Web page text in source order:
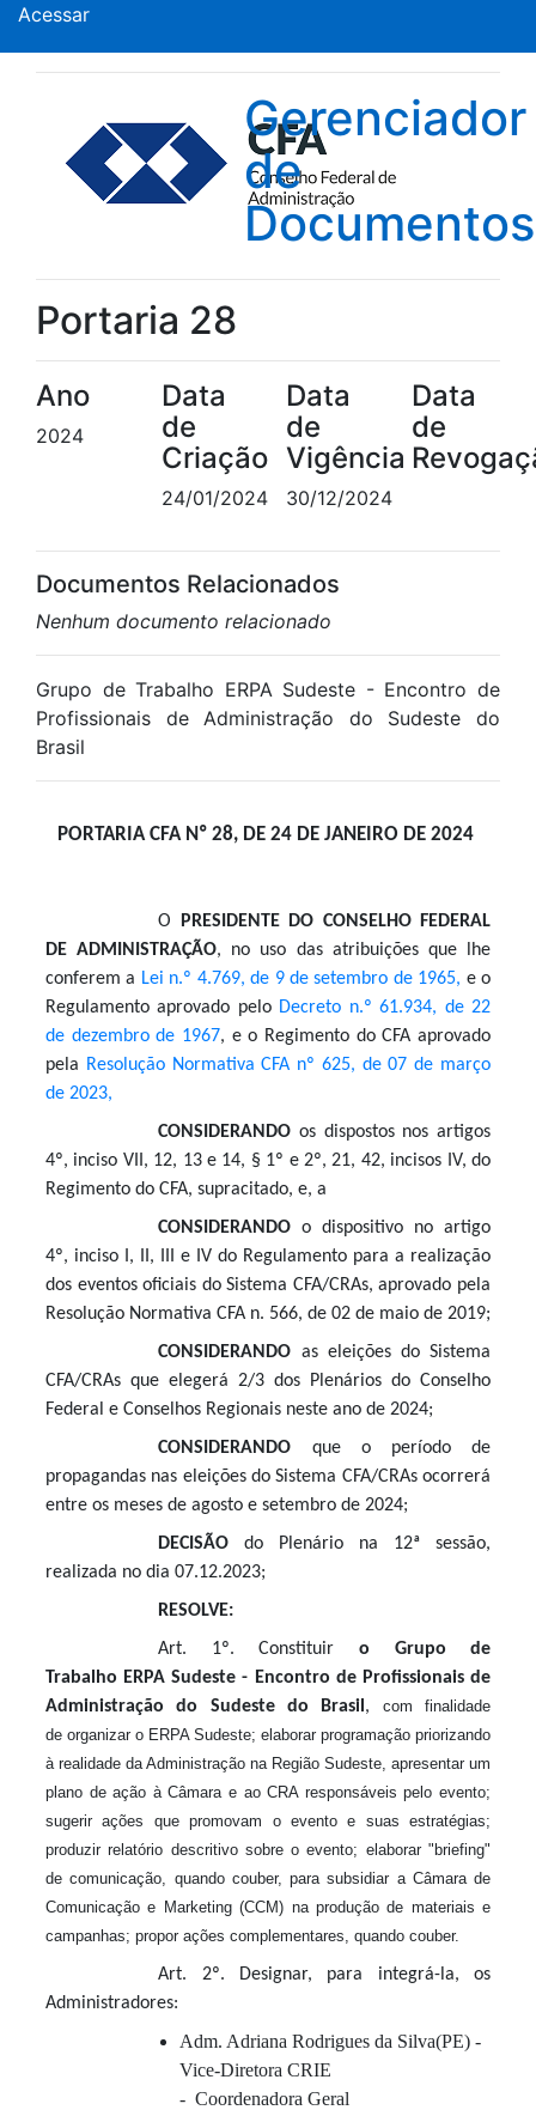
Acessar
Gerenciador
de
Documentos
Portaria 28
Ano
2024
Data
de
Criação
24/01/2024
Data
de
Vigência
30/12/2024
Data
de
Documentos Relacionados
Nenhum documento relacionado
Grupo de Trabalho ERPA Sudeste - Encontro de
Profissionais de Administração do Sudeste do
Brasil
PORTARIA CFA Nº 28, DE 24 DE JANEIRO DE 2024
O
PRESIDENTE DO CONSELHO FEDERAL
DE ADMINISTRAÇÃO, no uso das atribuições que lhe
conferem a Lei n.º 4.769, de 9 de setembro de 1965, e o
Regulamento aprovado pelo Decreto n.º 61.934, de 22
de dezembro de 1967, e o Regimento do CFA aprovado
pela Resolução Normativa CFA nº 625, de 07 de março
de 2023,
CONSIDERANDO os dispostos nos artigos
4º, inciso VII, 12, 13 e 14, § 1º e 2º, 21, 42, incisos IV, do
Regimento do CFA, supracitado, e, a
CONSIDERANDOo dispositivo no artigo
4º, inciso I, II, III e IV do Regulamento para a realização
dos eventos oficiais do Sistema CFA/CRAs, aprovado pela
Resolução Normativa CFA n. 566, de 02 de maio de 2019;
CONSIDERANDO as eleições do Sistema
CFA/CRAs que elegerá 2/3 dos Plenários do Conselho
Federal e Conselhos Regionais neste ano de 2024;
CONSIDERANDO que o período de
propagandas nas eleições do Sistema CFA/CRAs ocorrerá
entre os meses de agosto e setembro de 2024;
DECISÃO do Plenário na 12ª sessão,
realizada no dia 07.12.2023;
RESOLVE:
Art. 1º. Constituir o Grupo de
Trabalho ERPA Sudeste - Encontro de Profissionais de
Administração do Sudeste do Brasil , com finalidade
de organizar o ERPA Sudeste; elaborar programação priorizando
à realidade da Administração na Região Sudeste, apresentar um
plano de ação à Câmara e ao CRA responsáveis pelo evento;
sugerir ações que promovam o evento e suas estratégias;
produzir relatório descritivo sobre o evento; elaborar"briefing"
de comunicação, quando couber, para subsidiar a Câmara de
Comunicação e Marketing (CCM) na produção de materiais e
campanhas; propor ações complementares, quando couber.
Art. 2º. Designar, para integrá-la, os
Administradores:
Adm. Adriana Rodrigues da Silva(PE) -
Vice-Diretora CRIE
- Coordenadora Geral